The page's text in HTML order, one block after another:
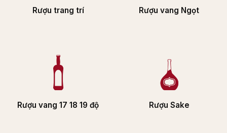
Rượu trang trí Rượu vang Ngọt
Rượu vang 17 18 19 độ Rượu Sake